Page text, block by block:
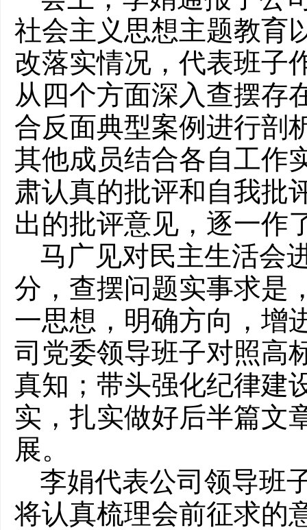
社会主义思想主题教育
改落实情况，代表班子
从四个方面深入查摆存
合反面典型案例进行剖
其他成员结合各自工作
肃认真的批评和自我批
出的批评意见，逐一作
马广见对民主生活会
分，查摆问题实事求是
一思想，明确方向，增
司党委领导班子对照高
真知；带头强化纪律建
实，扎实做好后半篇文
展。
李娟代表公司领导班
将认真梳理会前征求的